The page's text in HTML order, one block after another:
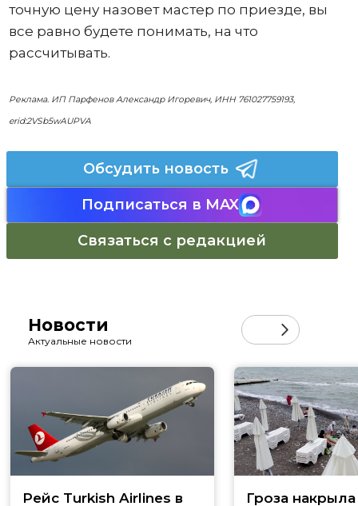
точную цену назовет мастер по приезде, вы
все равно будете понимать, на что
рассчитывать.
Реклама. ИП Парфенов Александр Игоревич, ИНН 761027759193,
erid:2VSb5wAUPVA
Обсудить новость
Подписаться в MAX
Связаться с редакцией
Новости
Актуальные новости
Рейс Turkish Airlines в Гроза